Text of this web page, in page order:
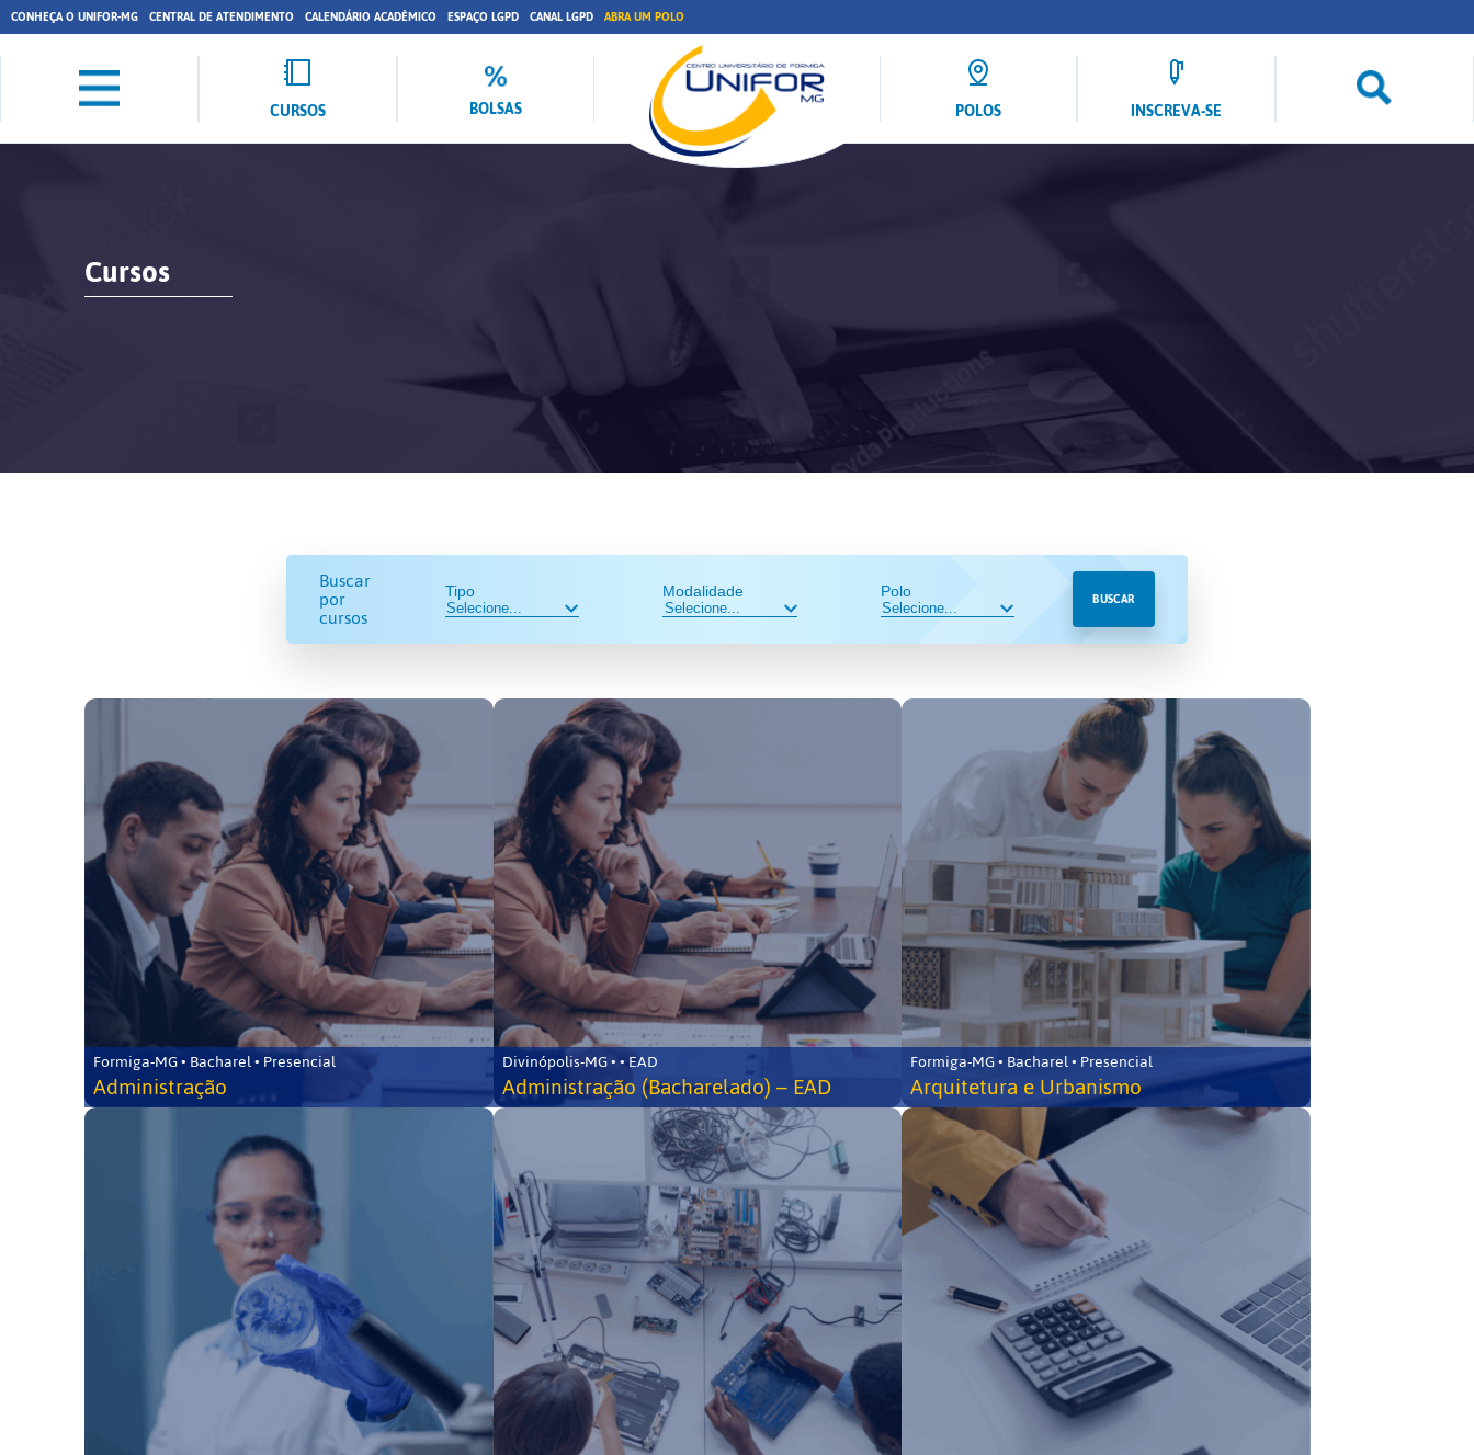
CONHEÇA O UNIFOR-MG CENTRAL DE ATENDIMENTO CALENDÁRIO ACADÊMICO ESPAÇO LGPD CANAL LGPD ABRA UM POLO
CURSOS BOLSAS POLOS INSCREVA-SE
Cursos
Buscar
por
cursos
Tipo Modalidade Polo BUSCAR
Formiga-MG • Bacharel • Presencial
Administração
Divinópolis-MG • • EAD
Administração (Bacharelado) – EAD
Formiga-MG • Bacharel • Presencial
Arquitetura e Urbanismo